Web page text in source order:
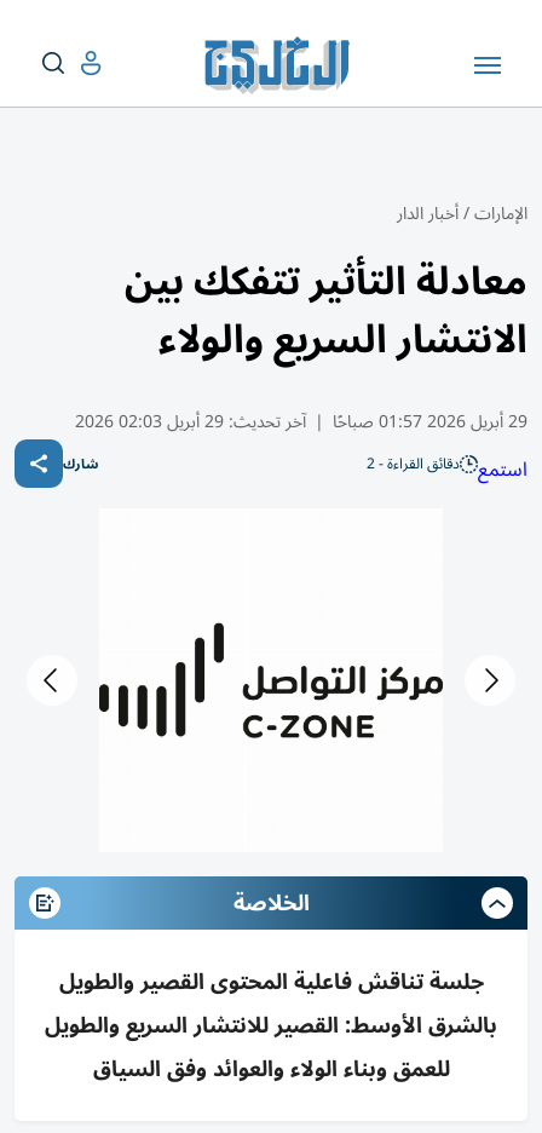
الإمارات/أخبار الدار
معادلة التأثير تتفكك بين
الانتشار السريع والولاء
29 أبريل 2026 01:57 صباحًا | آخر تحديث:29 أبريل 02:03 2026
استمع دقائق القراءة - 2 شارك
الخلاصة
جلسة تناقش فاعلية المحتوى القصير والطويل
بالشرق الأوسط: القصير للانتشار السريع والطويل
للعمق وبناء الولاء والعوائد وفق السياق